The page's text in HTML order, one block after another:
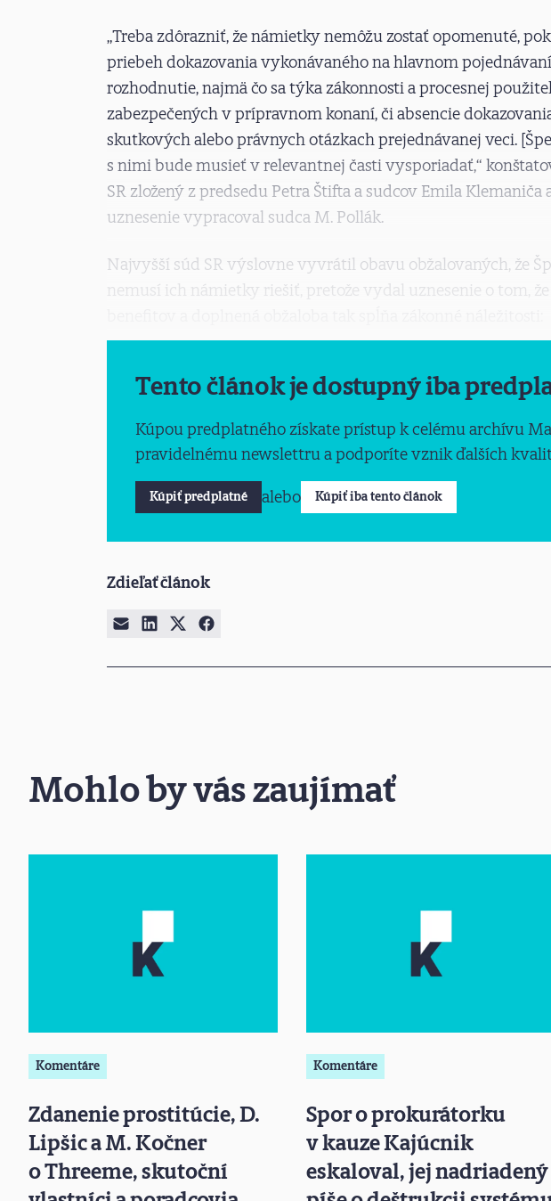
„Treba zdôrazniť, že námietky nemôžu zostať opomenuté,
priebeh dokazovania vykonávaného na hlavnom
rozhodnutie, najmä čo sa týka zákonnosti a procesnej
zabezpečených v prípravnom konaní, či absencie
skutkových alebo právnych otázkach prejednávanej veci.
s nimi bude musieť v relevantnej časti vysporiadať,“
SR zložený z predsedu Petra Štifta a sudcov Emila Klemaniča
uznesenie vypracoval sudca M. Pollák.
Najvyšší súd SR výslovne vyvrátil obavu obžalovaných, že
nemusí ich námietky riešiť, pretože vydal uznesenie o tom,
Tento článok je dostupný iba
Kúpou predplatného získate prístup k celému archívu
pravidelnému newslettru a podporíte vznik ďalších
Kúpiť predplatné alebo Kúpiť iba tento článok
Zdieľať článok
Mohlo by vás zaujímať
Komentáre
Zdanenie prostitúcie, D.
Lipšic a M. Kočner
o Threeme, skutoční
Komentáre
Spor o prokurátorku
v kauze Kajúcnik
eskaloval, jej nadriadený